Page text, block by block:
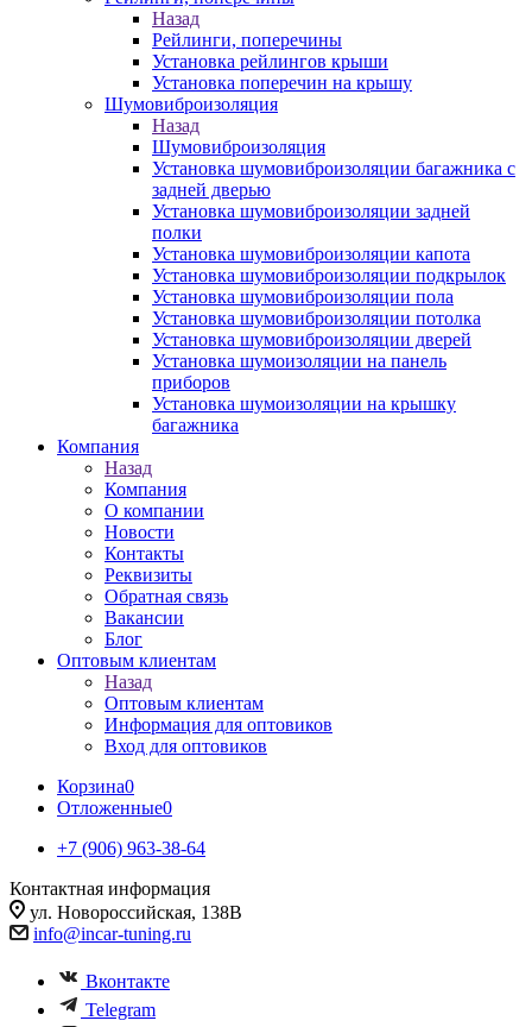
Назад
Рейлинги, поперечины
Установка рейлингов крыши
Установка поперечин на крышу
Шумовиброизоляция
Назад
Шумовиброизоляция
Установка шумовиброизоляции багажника с
задней дверью
Установка шумовиброизоляции задней
полки
Установка шумовиброизоляции капота
Установка шумовиброизоляции подкрылок
Установка шумовиброизоляции пола
Установка шумовиброизоляции потолка
Установка шумовиброизоляции дверей
Установка шумоизоляции на панель
приборов
Установка шумоизоляции на крышку
багажника
Компания
Назад
Компания
О компании
Новости
Контакты
Реквизиты
Обратная связь
Вакансии
Блог
Оптовым клиентам
Назад
Оптовым клиентам
Информация для оптовиков
Вход для оптовиков
Корзина0
Отложенные0
+7 (906) 963-38-64
Контактная информация
ул. Новороссийская, 138В
info@incar-tuning.ru
Вконтакте
Telegram